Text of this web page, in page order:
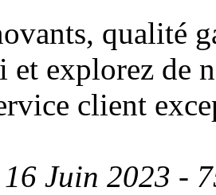
qualité
et explorez de
client
Juin 2023 -